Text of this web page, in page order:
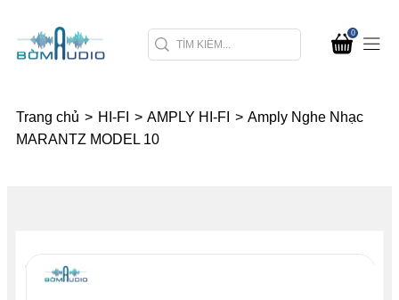
0
Trang chủ > HI-FI > AMPLY HI-FI > Amply Nghe Nhạc
MARANTZ MODEL 10